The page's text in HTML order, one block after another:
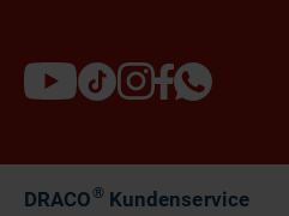
DRACO®Kundenservice